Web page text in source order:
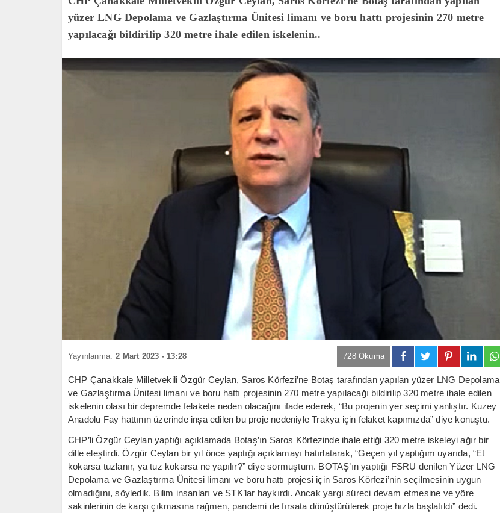
yüzer LNG Depolama ve Gazlaştırma Ünitesi limanı ve boru hattı projesinin 270 metre
yapılacağı bildirilip 320 metre ihale edilen iskelenin..
Yayınlanma: 2 Mart 2023 - 13:28 728 Okuma
CHP Çanakkale Milletvekili Özgür Ceylan, Saros Körfezi’ne Botaş tarafından yapılan yüzer LNG Depolama
ve Gazlaştırma Ünitesi limanı ve boru hattı projesinin 270 metre yapılacağı bildirilip 320 metre ihale edilen
iskelenin olası bir depremde felakete neden olacağını ifade ederek, “Bu projenin yer seçimi yanlıştır. Kuzey
Anadolu Fay hattının üzerinde inşa edilen bu proje nedeniyle Trakya için felaket kapımızda” diye konuştu.
CHP’li Özgür Ceylan yaptığı açıklamada Botaş’ın Saros Körfezinde ihale ettiği 320 metre iskeleyi ağır bir
dille eleştirdi. Özgür Ceylan bir yıl önce yaptığı açıklamayı hatırlatarak, “Geçen yıl yaptığım uyarıda, “Et
kokarsa tuzlanır, ya tuz kokarsa ne yapılır?” diye sormuştum. BOTAŞ’ın yaptığı FSRU denilen Yüzer LNG
Depolama ve Gazlaştırma Ünitesi limanı ve boru hattı projesi için Saros Körfezi’nin seçilmesinin uygun
olmadığını, söyledik. Bilim insanları ve STK’lar haykırdı. Ancak yargı süreci devam etmesine ve yöre
sakinlerinin de karşı çıkmasına rağmen, pandemi de fırsata dönüştürülerek proje hızla başlatıldı” dedi.